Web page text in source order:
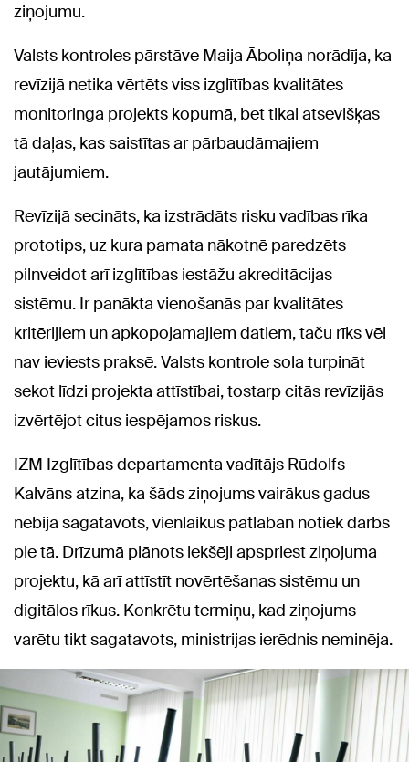
ziņojumu.
Valsts kontroles pārstāve Maija Āboliņa norādīja, ka
revīzijā netika vērtēts viss izglītības kvalitātes
monitoringa projekts kopumā, bet tikai atsevišķas
tā daļas, kas saistītas ar pārbaudāmajiem
jautājumiem.
Revīzijā secināts, ka izstrādāts risku vadības rīka
prototips, uz kura pamata nākotnē paredzēts
pilnveidot arī izglītības iestāžu akreditācijas
sistēmu. Ir panākta vienošanās par kvalitātes
kritērijiem un apkopojamajiem datiem, taču rīks vēl
nav ieviests praksē. Valsts kontrole sola turpināt
sekot līdzi projekta attīstībai, tostarp citās revīzijās
izvērtējot citus iespējamos riskus.
IZM Izglītības departamenta vadītājs Rūdolfs
Kalvāns atzina, ka šāds ziņojums vairākus gadus
nebija sagatavots, vienlaikus patlaban notiek darbs
pie tā. Drīzumā plānots iekšēji apspriest ziņojuma
projektu, kā arī attīstīt novērtēšanas sistēmu un
digitālos rīkus. Konkrētu termiņu, kad ziņojums
varētu tikt sagatavots, ministrijas ierēdnis neminēja.